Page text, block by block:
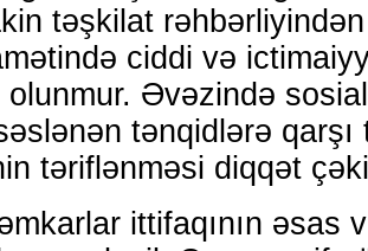
təşkilat
ciddi və
olunmur. Əvəzində
tənqidlərə qarşı
təriflənməsi diqqət
ittifaqının əsas